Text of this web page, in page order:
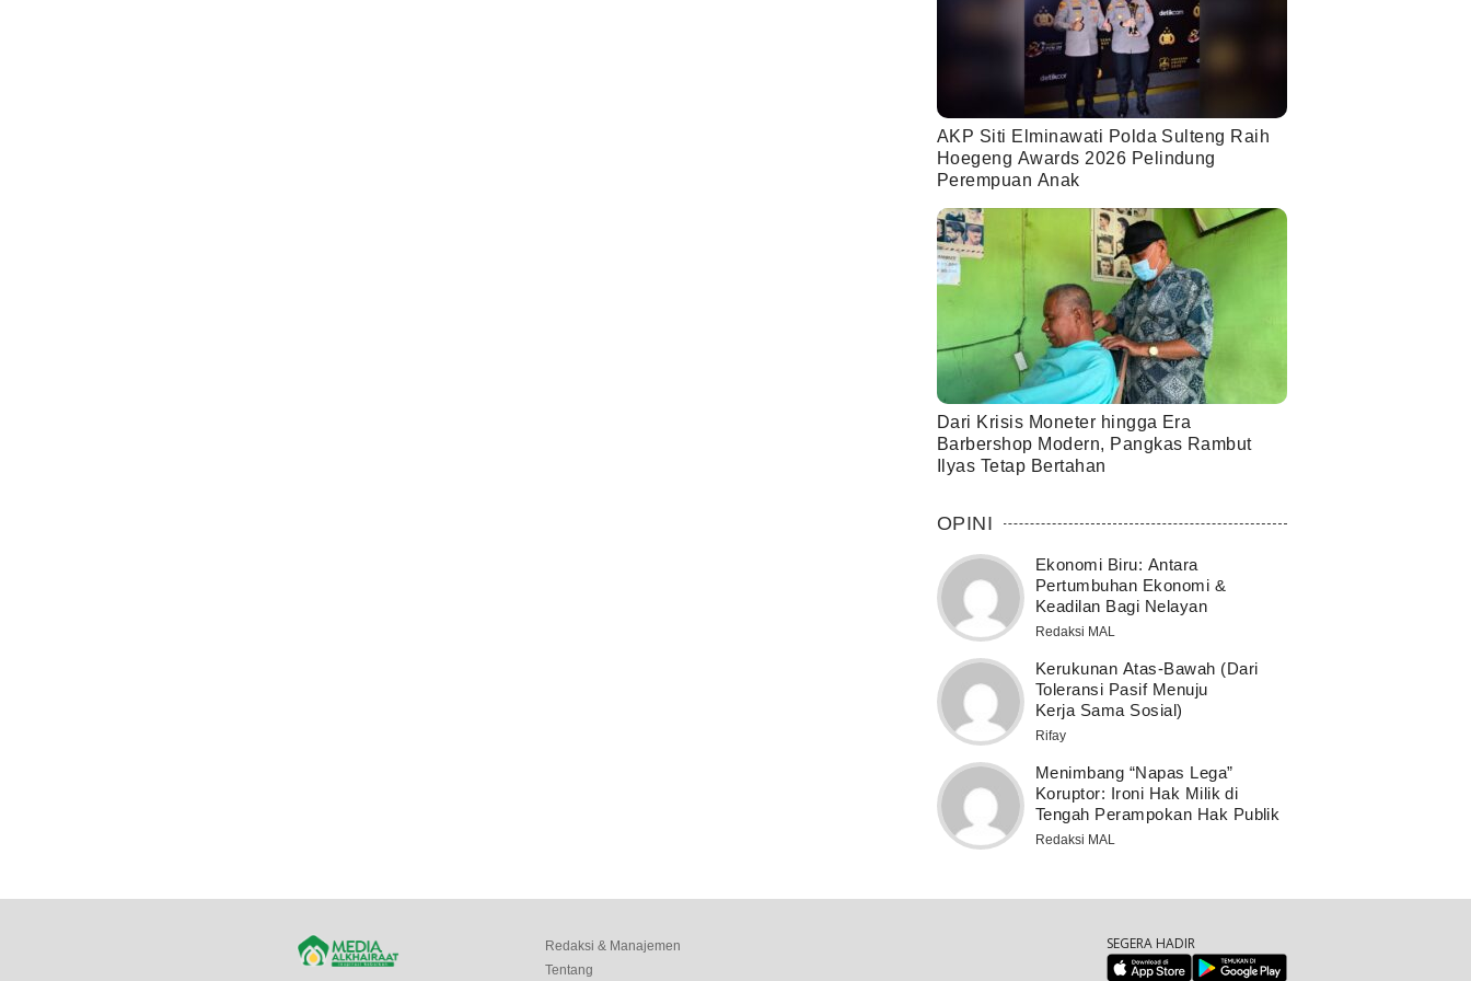
AKP Siti Elminawati Polda Sulteng Raih
Hoegeng Awards 2026 Pelindung
Perempuan Anak
Dari Krisis Moneter hingga Era
Barbershop Modern, Pangkas Rambut
Ilyas Tetap Bertahan
OPINI
Ekonomi Biru: Antara
Pertumbuhan Ekonomi &
Keadilan Bagi Nelayan
Redaksi MAL
Kerukunan Atas-Bawah (Dari
Toleransi Pasif Menuju
Kerja Sama Sosial)
Rifay
Menimbang “Napas Lega”
Koruptor: Ironi Hak Milik di
Tengah Perampokan Hak Publik
Redaksi MAL
Redaksi & Manajemen
Tentang
SEGERA HADIR